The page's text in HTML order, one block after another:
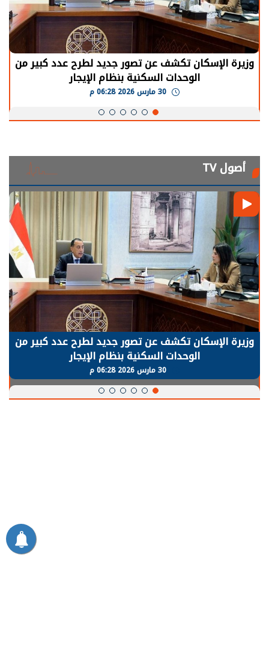
وزيرة الإسكان تكشف عن تصور جديد لطرح عدد كبير من
الوحدات السكنية بنظام الإيجار
أصول TV
وزيرة الإسكان تكشف عن تصور جديد لطرح عدد كبير من
الوحدات السكنية بنظام الإيجار